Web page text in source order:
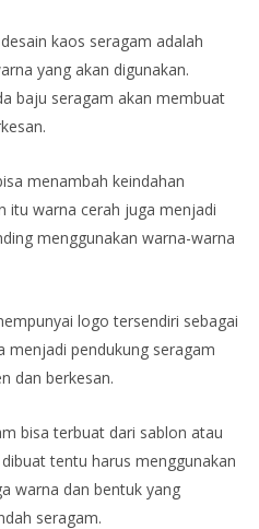
kaos seragam adalah
yang akan digunakan.
baju seragam akan membuat
menambah keindahan
itu warna cerah juga menjadi
menggunakan warna-warna
logo tersendiri sebagai
menjadi pendukung seragam
dan berkesan.
bisa terbuat dari sablon atau
tentu harus menggunakan
warna dan bentuk yang
seragam.